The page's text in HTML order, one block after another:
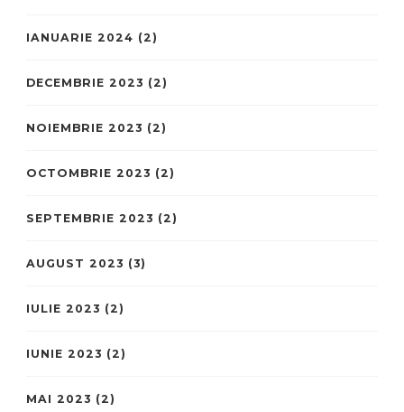
IANUARIE 2024 (2)
DECEMBRIE 2023 (2)
NOIEMBRIE 2023 (2)
OCTOMBRIE 2023 (2)
SEPTEMBRIE 2023 (2)
AUGUST 2023 (3)
IULIE 2023 (2)
IUNIE 2023 (2)
MAI 2023 (2)